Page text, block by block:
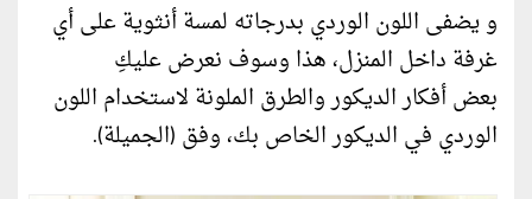
و يضفى اللون الوردي بدرجاته لمسة أنثوية على أي
غرفة داخل المنزل، هذا وسوف نعرض عليكِ
بعض أفكار الديكور والطرق الملونة لاستخدام اللون
الوردي في الديكور الخاص بك، وفق (الجميلة).